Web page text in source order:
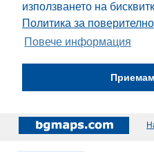
използването на
Политика за
Повече информация
Приемам